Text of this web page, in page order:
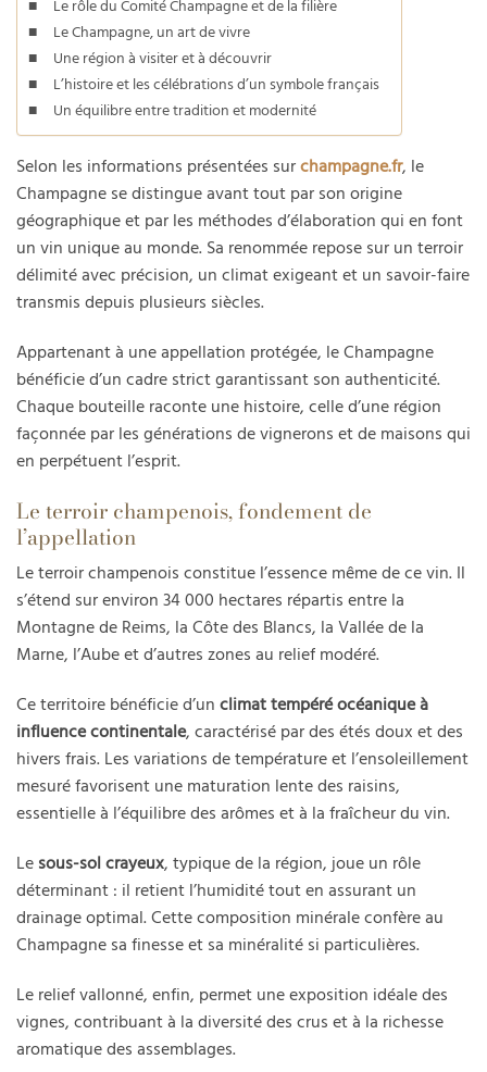
Le rôle du Comité Champagne et de la filière
Le Champagne, un art de vivre
Une région à visiter et à découvrir
L’histoire et les célébrations d’un symbole français
Un équilibre entre tradition et modernité
Selon les informations présentées surchampagne.fr, le
Champagne se distingue avant tout par son origine
géographique et par les méthodes d’élaboration qui en font
un vin unique au monde. Sa renommée repose sur un terroir
délimité avec précision, un climat exigeant et un savoir-faire
transmis depuis plusieurs siècles.
Appartenant à une appellation protégée, le Champagne
bénéficie d’un cadre strict garantissant son authenticité.
Chaque bouteille raconte une histoire, celle d’une région
façonnée par les générations de vignerons et de maisons qui
en perpétuent l’esprit.
Le terroir champenois, fondement de
l’appellation
Le terroir champenois constitue l’essence même de ce vin. Il
s’étend sur environ 34 000 hectares répartis entre la
Montagne de Reims, la Côte des Blancs, la Vallée de la
Marne, l’Aube et d’autres zones au relief modéré.
Ce territoire bénéficie d’un climat tempéré océanique à
influence continentale, caractérisé par des étés doux et des
hivers frais. Les variations de température et l’ensoleillement
mesuré favorisent une maturation lente des raisins,
essentielle à l’équilibre des arômes et à la fraîcheur du vin.
Le sous-sol crayeux, typique de la région, joue un rôle
déterminant : il retient l’humidité tout en assurant un
drainage optimal. Cette composition minérale confère au
Champagne sa finesse et sa minéralité si particulières.
Le relief vallonné, enfin, permet une exposition idéale des
vignes, contribuant à la diversité des crus et à la richesse
aromatique des assemblages.